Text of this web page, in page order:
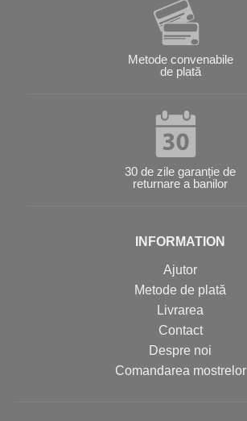
Metode convenabile
de plată
30 de zile garanție de
returnare a banilor
INFORMATION
Ajutor
Metode de plată
Livrarea
Contact
Despre noi
Comandarea mostrelor